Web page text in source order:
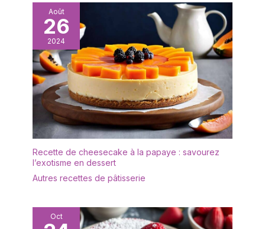
Août
26
2024
Recette de cheesecake à la papaye : savourez
l’exotisme en dessert
Autres recettes de pâtisserie
Oct